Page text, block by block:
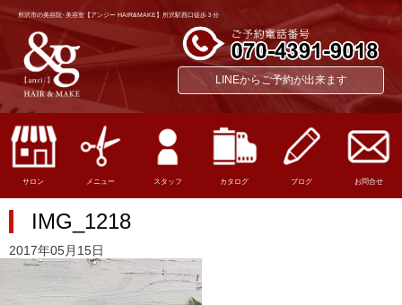
所沢市の美容院･美容室【アンジー HAIR&MAKE】所沢駅西口徒歩３分
LINEからご予約が出来ます
サロン メニュー スタッフ カタログ ブログ お問合せ
IMG_1218
2017年05月15日